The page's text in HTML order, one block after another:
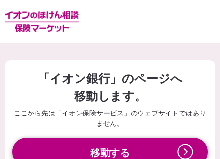
「イオン銀行」のページへ
移動します。
ここから先は「イオン保険サービス」のウェブサイトではあり
ません。
移動する